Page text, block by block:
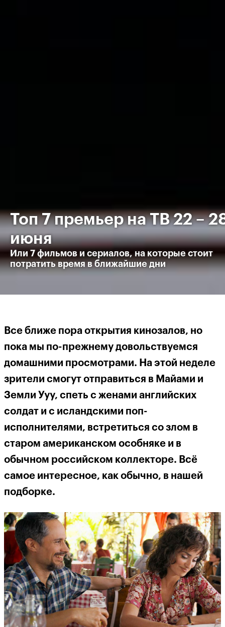
Топ 7 премьер на ТВ 22 –
июня
Или 7 фильмов и сериалов, на которые стоит
потратить время в ближайшие дни
Все ближе пора открытия кинозалов, но
пока мы по-прежнему довольствуемся
домашними просмотрами. На этой неделе
зрители смогут отправиться в Майами и
Земли Ууу, спеть с женами английских
солдат и с исландскими поп-
исполнителями, встретиться со злом в
старом американском особняке и в
обычном российском коллекторе. Всё
самое интересное, как обычно, в нашей
подборке.